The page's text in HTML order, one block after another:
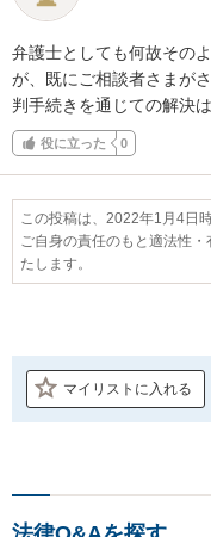
弁護士としても何故その
が、既にご相談者さまが
判手続きを通じての解決
役に立った 0
この投稿は、2022年1月4日
ご自身の責任のもと適法性
たします。
マイリストに入れる